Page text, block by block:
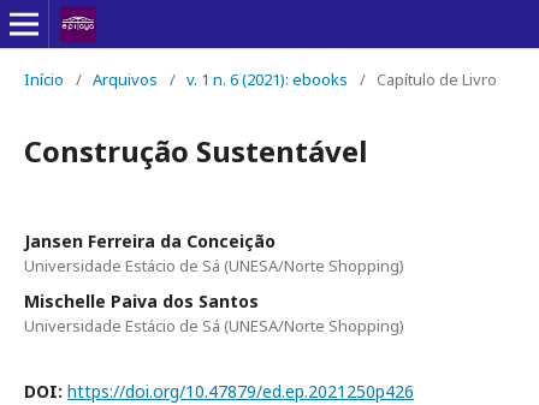
Início / Arquivos / v. 1 n. 6 (2021): ebooks / Capítulo de Livro
Construção Sustentável
Jansen Ferreira da Conceição
Universidade Estácio de Sá (UNESA/Norte Shopping)
Mischelle Paiva dos Santos
Universidade Estácio de Sá (UNESA/Norte Shopping)
DOI: https://doi.org/10.47879/ed.ep.2021250p426